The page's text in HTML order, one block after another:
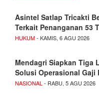
Asintel Satlap Tricakti
Terkait Penanganan 53
HUKUM- KAMIS, 6 AGU 2026
Mendagri Siapkan Tiga
Solusi Operasional Gaji
NASIONAL - RABU, 5 AGU 2026